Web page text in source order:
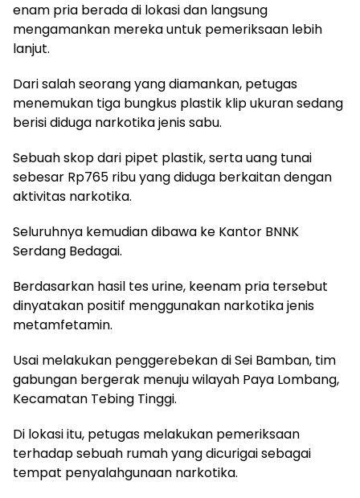
enam pria berada di lokasi dan langsung
mengamankan mereka untuk pemeriksaan lebih
lanjut.
Dari salah seorang yang diamankan, petugas
menemukan tiga bungkus plastik klip ukuran sedang
berisi diduga narkotika jenis sabu.
Sebuah skop dari pipet plastik, serta uang tunai
sebesar Rp765 ribu yang diduga berkaitan dengan
aktivitas narkotika.
Seluruhnya kemudian dibawa ke Kantor BNNK
Serdang Bedagai.
Berdasarkan hasil tes urine, keenam pria tersebut
dinyatakan positif menggunakan narkotika jenis
metamfetamin.
Usai melakukan penggerebekan di Sei Bamban, tim
gabungan bergerak menuju wilayah Paya Lombang,
Kecamatan Tebing Tinggi.
Di lokasi itu, petugas melakukan pemeriksaan
terhadap sebuah rumah yang dicurigai sebagai
tempat penyalahgunaan narkotika.